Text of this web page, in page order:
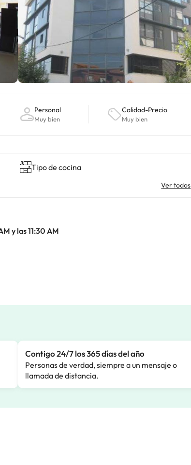
Personal
Muy bien
Calidad-Precio
Muy bien
Tipo de cocina
Ver todos
y las 11:30 AM
Contigo 24/7 los 365 días del año
Personas de verdad, siempre a un mensaje o
llamada de distancia.